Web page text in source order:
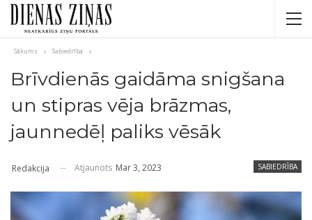
Sākums Sabiedrība
Brīvdienās gaidāma snigšana
un stipras vēja brāzmas,
jaunnedēļ paliks vēsāk
SABIEDRĪBA
Redakcija Atjaunots Mar 3, 2023